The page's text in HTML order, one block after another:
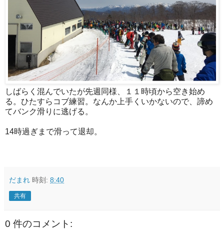
しばらく混んでいたが先週同様、１１時頃から空き始め
る。ひたすらコブ練習。なんか上手くいかないので、諦め
てバンク滑りに逃げる。
14時過ぎまで滑って退却。
だまれ 時刻: 8:40
共有
0 件のコメント: